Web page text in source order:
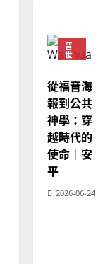
普
世
從福音海
報到公共
神學：穿
越時代的
使命｜安
平
2026-06-24